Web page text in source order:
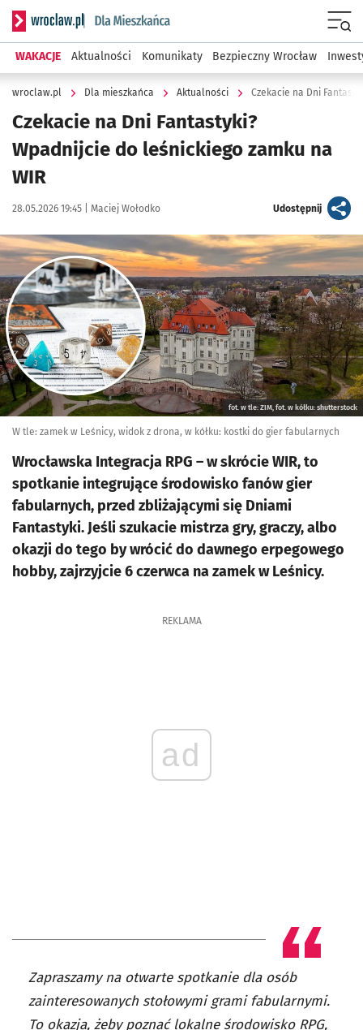
Serwis informacyjny wroclaw.pl podserwis: Dla mieszkańca
WAKACJE Aktualności Komunikaty Bezpieczny Wrocław
wroclaw.pl Dla mieszkańca Aktualności Czekacie na Dni
Czekacie na Dni Fantastyki?
Wpadnijcie do leśnickiego zamku na
WIR
Data publikacji:
28.05.2026 19:45 | Autor:
Maciej Wołodko Udostępnijartykuł
Kliknij, aby powiększyć
fot. w tle: ZIM, fot. w kółku: shutterstock
W tle: zamek w Leśnicy, widok z drona, w kółku: kostki do gier fabularnych
Wrocławska Integracja RPG – w skrócie WIR, to
spotkanie integrujące środowisko fanów gier
fabularnych, przed zbliżającymi się Dniami
Fantastyki. Jeśli szukacie mistrza gry, graczy, albo
okazji do tego by wrócić do dawnego erpegowego
hobby, zajrzyjcie 6 czerwca na zamek w Leśnicy.
REKLAMA
ad
Zapraszamy na otwarte spotkanie dla osób
zainteresowanych stołowymi grami fabularnymi.
To okazja, żeby poznać lokalne środowisko RPG,